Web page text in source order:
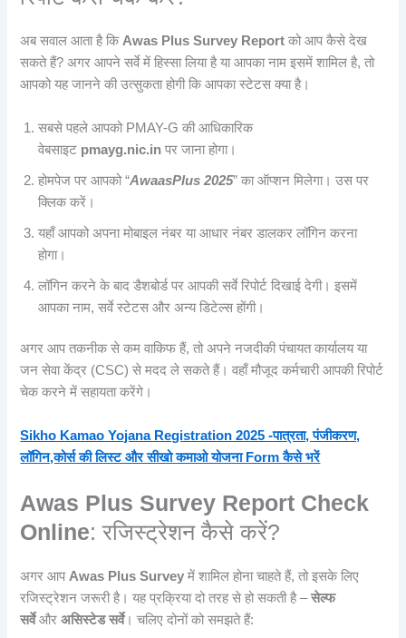
अब सवाल आता है किAwas Plus Survey Report को आप कैसे देख
सकते हैं? अगर आपने सर्वे में हिस्सा लिया है या आपका नाम इसमें शामिल है, तो
आपको यह जानने की उत्सुकता होगी कि आपका स्टेटस क्या है।
सबसे पहले आपको PMAY-G की आधिकारिक
वेबसाइट pmayg.nic.in पर जाना होगा।
होमपेज पर आपको “AwaasPlus 2025” का ऑप्शन मिलेगा। उस पर
क्लिक करें।
यहाँ आपको अपना मोबाइल नंबर या आधार नंबर डालकर लॉगिन करना
होगा।
लॉगिन करने के बाद डैशबोर्ड पर आपकी सर्वे रिपोर्ट दिखाई देगी। इसमें
आपका नाम, सर्वे स्टेटस और अन्य डिटेल्स होंगी।
अगर आप तकनीक से कम वाकिफ हैं, तो अपने नजदीकी पंचायत कार्यालय या
जन सेवा केंद्र (CSC) से मदद ले सकते हैं। वहाँ मौजूद कर्मचारी आपकी रिपोर्ट
चेक करने में सहायता करेंगे।
Sikho Kamao Yojana Registration 2025 -पात्रता, पंजीकरण,
लॉगिन,कोर्स की लिस्ट और सीखो कमाओ योजना Form कैसे भरें
Awas Plus Survey Report Check
Online: रजिस्ट्रेशन कैसे करें?
अगर आप Awas Plus Survey में शामिल होना चाहते हैं, तो इसके लिए
रजिस्ट्रेशन जरूरी है। यह प्रक्रिया दो तरह से हो सकती है –सेल्फ
सर्वेऔरअसिस्टेड सर्वे। चलिए दोनों को समझते हैं: